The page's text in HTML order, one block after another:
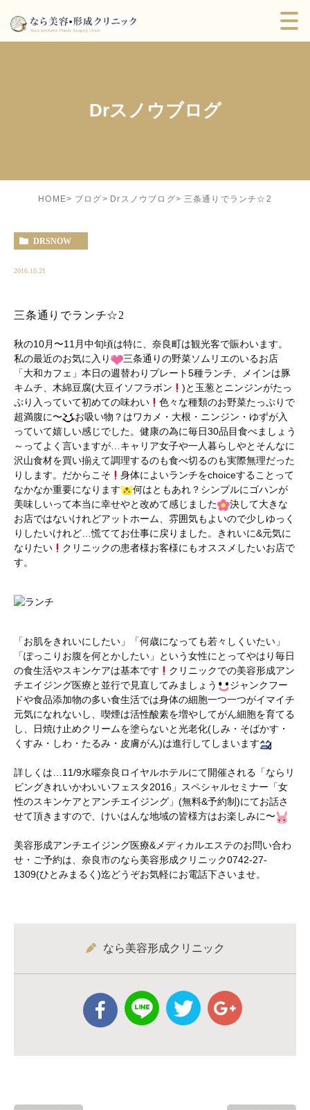
Drスノウブログ
HOME ブログ Drスノウブログ 三条通りでランチ☆2
DRSNOW
2016.10.21
三条通りでランチ☆2
秋の10月〜11月中旬頃は特に、奈良町は観光客で賑わいます。
私の最近のお気に入り
三条通りの野菜ソムリエのいるお店
「大和カフェ」本日の週替わりプレート5種ランチ、メインは豚
キムチ、木綿豆腐(大豆イソフラボン
)と玉葱とニンジンがたっ
ぷり入っていて初めての味わい
色々な種類のお野菜たっぷりで
超満腹に〜
お吸い物？はワカメ・大根・ニンジン・ゆずが入
っていて嬉しい感じでした。健康の為に毎日30品目食べましょう
～ってよく言いますが…キャリア女子や一人暮らしやとそんなに
沢山食材を買い揃えて調理するのも食べ切るのも実際無理だった
りします。だからこそ
身体によいランチをchoiceすることって
なかなか重要になります
何はともあれ？シンプルにゴハンが
美味しいって本当に幸せやと改めて感じました
決して大きな
お店ではないけれどアットホーム、雰囲気もよいので少しゆっく
りしたいけれど…慌ててお仕事に戻りました。きれいに&元気に
なりたい
クリニックの患者様お客様にもオススメしたいお店で
す。
「お肌をきれいにしたい」「何歳になっても若々しくいたい」
「ぽっこりお腹を何とかしたい」という女性にとってやはり毎日
の食生活やスキンケアは基本です
クリニックでの美容形成アン
チエイジング医療と並行で見直してみましょう
ジャンクフー
ドや食品添加物の多い食生活では身体の細胞一つ一つがイマイチ
元気になれないし、喫煙は活性酸素を増やしてがん細胞を育てる
し、日焼け止めクリームを塗らないと光老化(しみ・そばかす・
くすみ・しわ・たるみ・皮膚がん)は進行してしまいます
詳しくは…11/9水曜奈良ロイヤルホテルにて開催される「ならリ
ビングきれいかわいいフェスタ2016」スペシャルセミナー「女
性のスキンケアとアンチエイジング」(無料&予約制)にてお話さ
せて頂きますので、けいはんな地域の皆様方はお楽しみに〜
美容形成アンチエイジング医療&メディカルエステのお問い合わ
せ・ご予約は、奈良市のなら美容形成クリニック0742-27-
1309(ひとみまるく)迄どうぞお気軽にお電話下さいませ。
なら美容形成クリニック